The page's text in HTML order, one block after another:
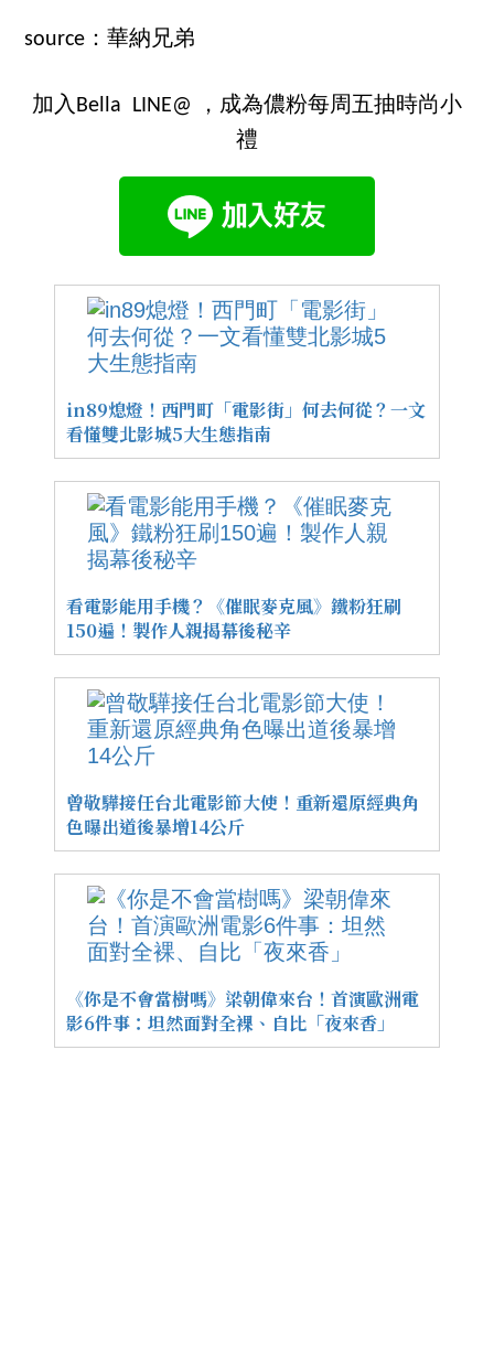
source：華納兄弟
加入Bella LINE@ ，成為儂粉每周五抽時尚小
禮
in89熄燈！西門町「電影街」何去何從？一文
看懂雙北影城5大生態指南
看電影能用手機？《催眠麥克風》鐵粉狂刷
150遍！製作人親揭幕後秘辛
曾敬驊接任台北電影節大使！重新還原經典角
色曝出道後暴增14公斤
《你是不會當樹嗎》梁朝偉來台！首演歐洲電
影6件事：坦然面對全裸、自比「夜來香」